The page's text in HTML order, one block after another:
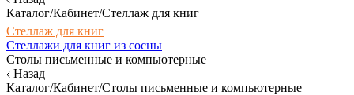
Каталог/Кабинет/Стеллаж для книг
Стеллаж для книг
Стеллажи для книг из сосны
Столы письменные и компьютерные
Назад
Каталог/Кабинет/Столы письменные и компьютерные